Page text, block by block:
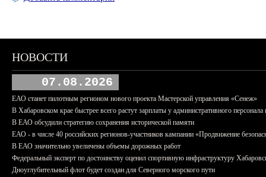
НОВОСТИ
07.08.2026
ЕАО станет пилотным регионом нового проекта Мастерской управления «Сенеж»
В Хабаровском крае быстрее всего растут зарплаты у административного персонала
В ЕАО обсудили стратегию сохранения исторической памяти
ЕАО - в числе 40 российских регионов-участников кампании «Продвижение
В ЕАО значительно увеличены объемы дорожных работ
Федеральный эксперт по достоинству оценил спортивную инфраструктуру
Дноуглубительный флот будет создан для Северного морского пути